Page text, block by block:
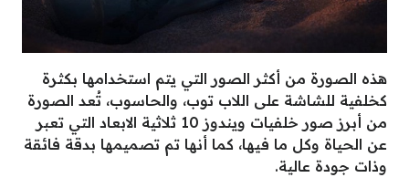
هذه الصورة من أكثر الصور التي يتم استخدامها بكثرة
كخلفية للشاشة على اللاب توب، والحاسوب، تُعد الصورة
من أبرز صور خلفيات ويندوز 10 ثلاثية الابعاد التي تعبر
عن الحياة وكل ما فيها، كما أنها تم تصميمها بدقة فائقة
وذات جودة عالية.